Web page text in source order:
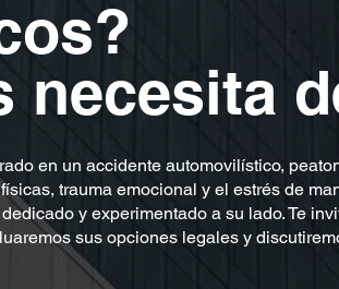
necesita
en un accidente automovilístico,
trauma emocional y el estrés de
y experimentado a su lado. Te
sus opciones legales y